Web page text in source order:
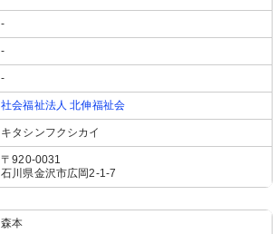
-
-
-
社会福祉法人 北伸福祉会
キタシンフクシカイ
〒920-0031
石川県金沢市広岡2-1-7
森本